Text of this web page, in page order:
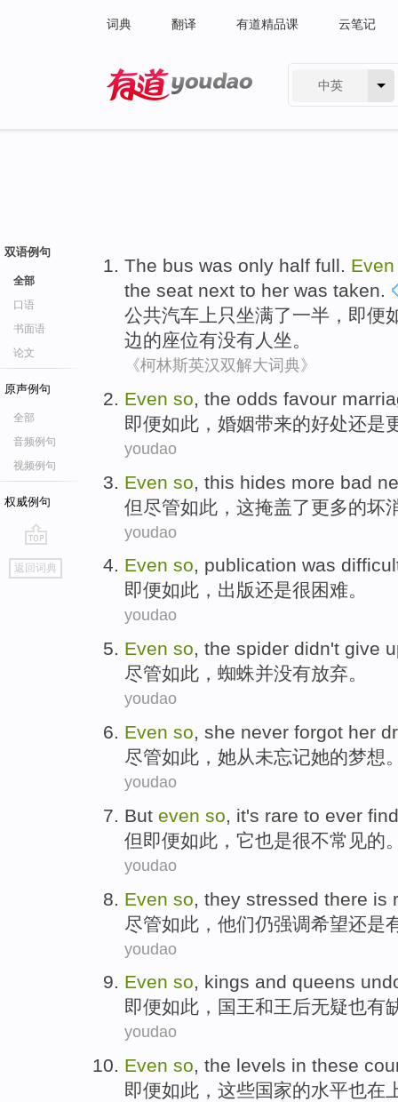
词典 翻译 有道精品课 云笔记
中英
双语例句
全部
口语
书面语
论文
原声例句
全部
音频例句
视频例句
权威例句
go
top
返回词典
The bus was only half full. Even
the seat next to her was taken.
公共汽车上 只坐满了一半 ， 即便
边的座位有没有人坐。
《柯林斯英汉双解大词典》
Even so, the odds favour
即便如此 ， 婚姻带来的好处还是
youdao
Even so this hides more bad
但尽管如此 ， 这掩盖了更多的坏
youdao
Even so, publication was
即便如此 ， 出版还是很困难。
youdao
Even so, the spider didn't give
尽管如此 ， 蜘蛛并没有放弃。
youdao
Even so, she never forgot her
尽管如此 ， 她从未忘记她的梦想
youdao
But even so, it's rare to ever
但即便如此 ， 它也是很不常见的
youdao
Even so they stressed there is
尽管如此 ， 他们仍强调希望还是
youdao
Even so, kings and queens
即便如此 ， 国王和王后无疑也有
youdao
Even so, the levels in these
即便如此 ， 这些国家的水平也在